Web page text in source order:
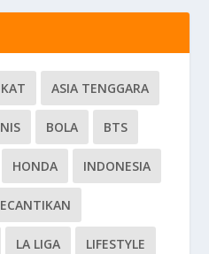
ASIA TENGGARA
BOLA BTS
HONDA INDONESIA
LA LIGA LIFESTYLE